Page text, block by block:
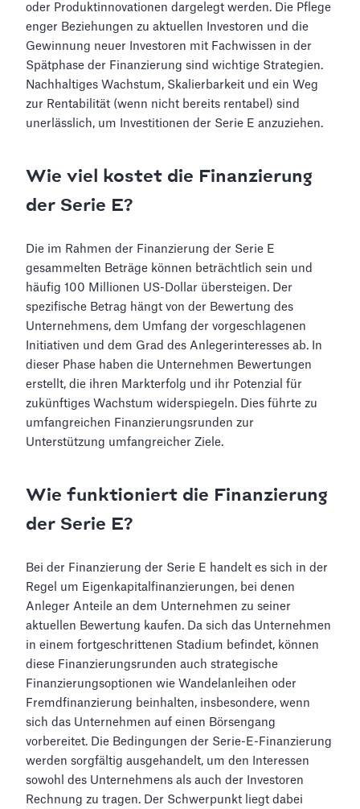
oder Produktinnovationen dargelegt werden. Die Pflege
enger Beziehungen zu aktuellen Investoren und die
Gewinnung neuer Investoren mit Fachwissen in der
Spätphase der Finanzierung sind wichtige Strategien.
Nachhaltiges Wachstum, Skalierbarkeit und ein Weg
zur Rentabilität (wenn nicht bereits rentabel) sind
unerlässlich, um Investitionen der Serie E anzuziehen.
Wie viel kostet die Finanzierung
der Serie E?
Die im Rahmen der Finanzierung der Serie E
gesammelten Beträge können beträchtlich sein und
häufig 100 Millionen US-Dollar übersteigen. Der
spezifische Betrag hängt von der Bewertung des
Unternehmens, dem Umfang der vorgeschlagenen
Initiativen und dem Grad des Anlegerinteresses ab. In
dieser Phase haben die Unternehmen Bewertungen
erstellt, die ihren Markterfolg und ihr Potenzial für
zukünftiges Wachstum widerspiegeln. Dies führte zu
umfangreichen Finanzierungsrunden zur
Unterstützung umfangreicher Ziele.
Wie funktioniert die Finanzierung
der Serie E?
Bei der Finanzierung der Serie E handelt es sich in der
Regel um Eigenkapitalfinanzierungen, bei denen
Anleger Anteile an dem Unternehmen zu seiner
aktuellen Bewertung kaufen. Da sich das Unternehmen
in einem fortgeschrittenen Stadium befindet, können
diese Finanzierungsrunden auch strategische
Finanzierungsoptionen wie Wandelanleihen oder
Fremdfinanzierung beinhalten, insbesondere, wenn
sich das Unternehmen auf einen Börsengang
vorbereitet. Die Bedingungen der Serie-E-Finanzierung
werden sorgfältig ausgehandelt, um den Interessen
sowohl des Unternehmens als auch der Investoren
Rechnung zu tragen. Der Schwerpunkt liegt dabei